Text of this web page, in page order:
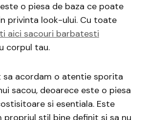
o piesa de baza ce poate
privinta look-ului. Cu toate
aici sacouri barbatesti
corpul tau.
acordam o atentie sporita
sacou, deoarece este o piesa
si esentiala. Este
propriul stil bine definit si sa nu